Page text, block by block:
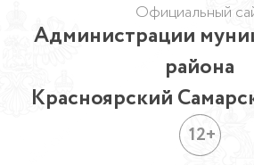
Официальный
Администрации
района
Красноярский
12+